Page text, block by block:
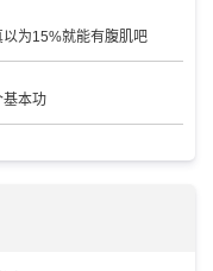
为15%就能有腹肌吧
基本功